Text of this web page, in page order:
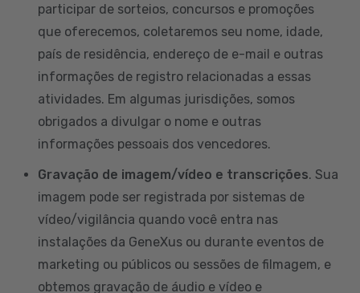
participar de sorteios, concursos e promoções
que oferecemos, coletaremos seu nome, idade,
país de residência, endereço de e-mail e outras
informações de registro relacionadas a essas
atividades. Em algumas jurisdições, somos
obrigados a divulgar o nome e outras
informações pessoais dos vencedores.
Gravação de imagem/vídeo e transcrições. Sua
imagem pode ser registrada por sistemas de
vídeo/vigilância quando você entra nas
instalações da GeneXus ou durante eventos de
marketing ou públicos ou sessões de filmagem, e
obtemos gravação de áudio e vídeo e